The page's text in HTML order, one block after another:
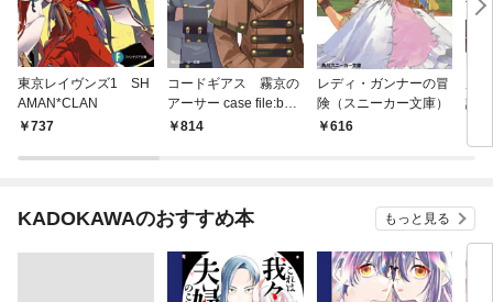
東京レイヴンズ1 SH
AMAN*CLAN
737
コードギアス 霧京の
アーサー case file:begi
nning
814
レディ・ガンナーの冒
険（スニーカー文庫）
616
謀
KADOKAWAのおすすめ本 もっと見る